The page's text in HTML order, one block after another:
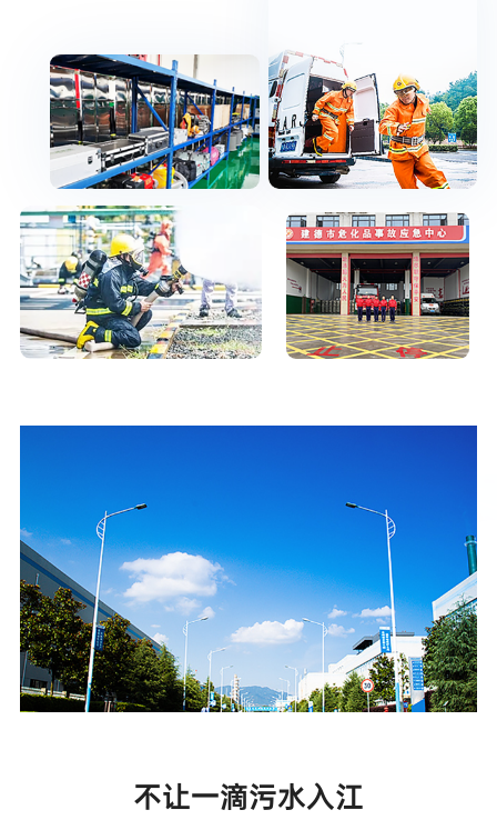
不让一滴污水入江